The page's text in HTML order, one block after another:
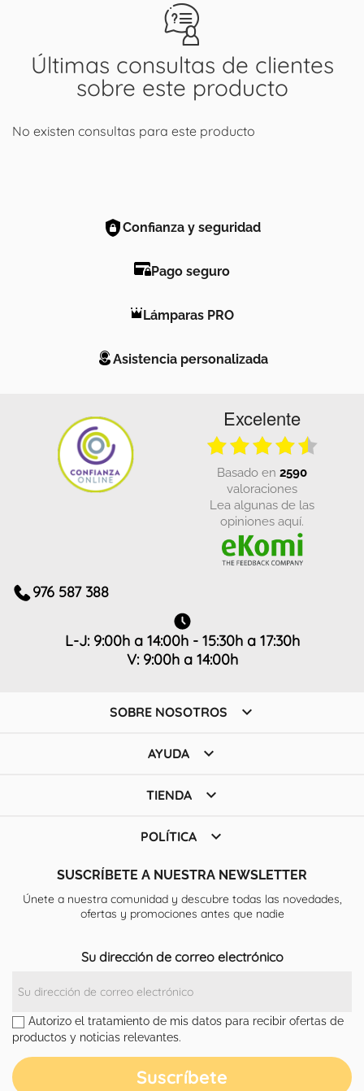
Últimas consultas de clientes
sobre este producto
No existen consultas para este producto
Confianza y seguridad
Pago seguro
Lámparas PRO
Asistencia personalizada
Excelente
basado en 2590
valoraciones
Lea algunas de las
opiniones aquí.
976 587 388
L-J: 9:00h a 14:00h - 15:30h a 17:30h
V: 9:00h a 14:00h
SOBRE NOSOTROS 
AYUDA 
TIENDA 
POLÍTICA 
SUSCRÍBETE A NUESTRA NEWSLETTER
Únete a nuestra comunidad y descubre todas las novedades,
ofertas y promociones antes que nadie
Su dirección de correo electrónico
Autorizo el tratamiento de mis datos para recibir ofertas de
productos y noticias relevantes.